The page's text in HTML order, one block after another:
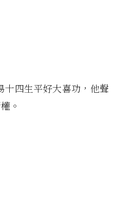
十四生平好大喜功，他聲
。